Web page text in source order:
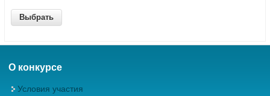
О конкурсе
Условия участия